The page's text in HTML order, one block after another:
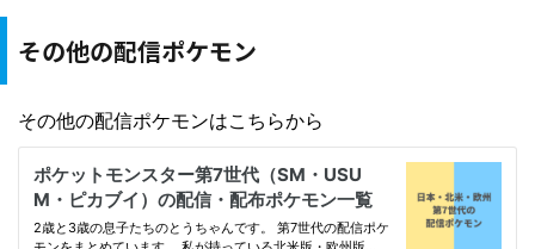
その他の配信ポケモン
その他の配信ポケモンはこちらから